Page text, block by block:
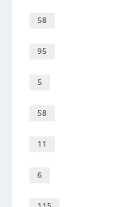
58
95
5
58
11
6